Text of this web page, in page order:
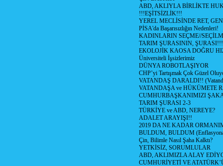
ABD, AKLIYLA BİRLİKTE
!!!EŞİTSİZLİK!!!
YEREL MECLİSİNDE RET,
PİSA'da Başarısızlığın Nedenleri!
KADINLARIN SEÇME//
TARIM ŞURASININ, ŞURASI!!!
EKOLOJİK KAOSA DOĞRU
Üniversiteli İşsizlerimiz
DÜNYA ROBOTLAŞIYOR
CHP’yi Tartışmak Çok Güzel
VATANDAŞ DARALDI!!
VATANDAŞA ve HÜKÜMETE
CUMHURBAŞKANIMIZI
TARIM ŞURASI 2-3
TÜRKİYE ve ABD, NEREYE?
ADALET ARAYIŞI!!
2019 DA NE KADAR
BULDUM, BULDUM
Çin, Bilimle Nasıl Şaha Kalktı?
YETKİSİZ, SORUMLULAR
ABD, AKLIMIZLA ALAY
CUMHURİYETİ VE